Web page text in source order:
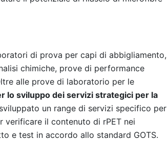
di prova per capi di abbigliamento,
chimiche, prove di performance
alle prove di laboratorio per le
lo sviluppo dei servizi strategici per la
un range di servizi specifico per
il contenuto di rPET nei
e test in accordo allo standard GOTS.